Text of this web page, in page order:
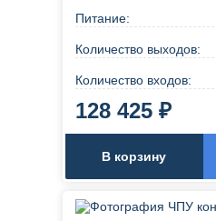
Питание:
Количество выходов:
Количество входов:
128 425 ₽
В корзину